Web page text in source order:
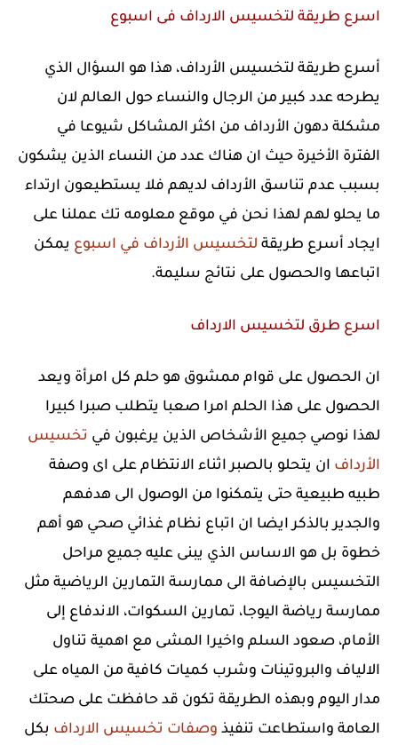
اسرع طريقة لتخسيس الارداف فى اسبوع
أسرع طريقة لتخسيس الأرداف، هذا هو السؤال الذي
يطرحه عدد كبير من الرجال والنساء حول العالم لان
مشكلة دهون الأرداف من اكثر المشاكل شيوعا في
الفترة الأخيرة حيث ان هناك عدد من النساء الذين يشكون
بسبب عدم تناسق الأرداف لديهم فلا يستطيعون ارتداء
ما يحلو لهم لهذا نحن في موقع معلومه تك عملنا على
ايجاد أسرع طريقة لتخسيس الأرداف في اسبوع يمكن
اتباعها والحصول على نتائج سليمة.
اسرع طرق لتخسيس الارداف
ان الحصول على قوام ممشوق هو حلم كل امرأة ويعد
الحصول على هذا الحلم امرا صعبا يتطلب صبرا كبيرا
لهذا نوصي جميع الأشخاص الذين يرغبون في تخسيس
الأرداف ان يتحلو بالصبر اثناء الانتظام على اى وصفة
طبيه طبيعية حتى يتمكنوا من الوصول الى هدفهم
والجدير بالذكر ايضا ان اتباع نظام غذائي صحي هو أهم
خطوة بل هو الاساس الذي يبنى عليه جميع مراحل
التخسيس بالإضافة الى ممارسة التمارين الرياضية مثل
ممارسة رياضة اليوجا، تمارين السكوات، الاندفاع إلى
الأمام، صعود السلم واخيرا المشى مع اهمية تناول
الالياف والبروتينات وشرب كميات كافية من المياه على
مدار اليوم وبهذه الطريقة تكون قد حافظت على صحتك
العامة واستطاعت تنفيذ وصفات تخسيس الارداف بكل